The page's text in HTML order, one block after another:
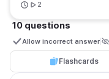
2
10 questions
Allow incorrect answer
Flashcards